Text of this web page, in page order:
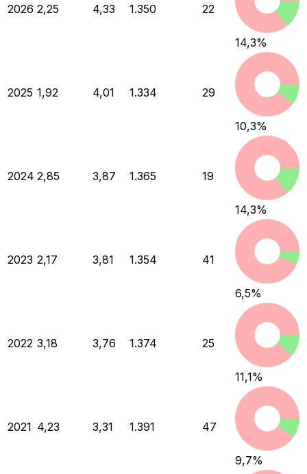
2026 2,25 4,33 1.350 22
14,3%
2025 1,92 4,01 1.334 29
10,3%
2024 2,85 3,87 1.365 19
14,3%
2023 2,17 3,81 1.354 41
6,5%
2022 3,18 3,76 1.374 25
11,1%
2021 4,23 3,31 1.391 47
9,7%